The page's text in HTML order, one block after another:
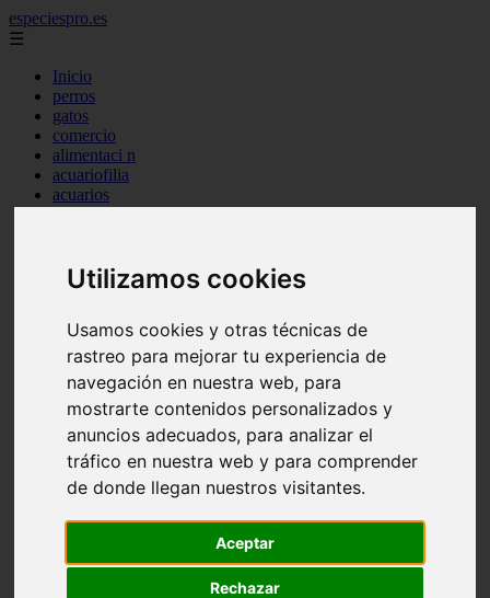
Utilizamos cookies
Usamos cookies y otras técnicas de
rastreo para mejorar tu experiencia de
navegación en nuestra web, para
mostrarte contenidos personalizados y
anuncios adecuados, para analizar el
tráfico en nuestra web y para comprender
de donde llegan nuestros visitantes.
Aceptar
Rechazar
especiespro.es
☰
Inicio
perros
gatos
comercio
alimentaci n
acuariofilia
acuarios
mantenimiento
aves
bienestar
peque os mam feros
legislaci n
peluquer a
accesorios
peluquer a canina
complementos
consejos
protagonistas
abandono